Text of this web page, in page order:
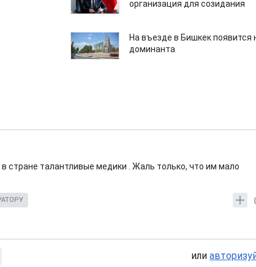
организация для созидания
На въезде в Бишкек появится
доминанта
в стране талантливые медики . Жаль только, что им мало
или